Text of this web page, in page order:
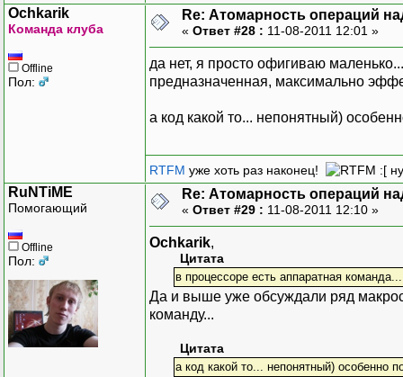
Ochkarik
Команда клуба
Offline
Пол:
Re: Атомарность операций
« Ответ #28 : 11-08-2011 12:01 »
да нет, я просто офигиваю
предназначенная, максимально
а код какой то... непонятный)
RTFM уже хоть раз наконец! :[
RuNTiME
Помогающий
Offline
Пол:
Re: Атомарность операций
« Ответ #29 : 11-08-2011 12:10 »
Ochkarik,
Цитата
в процессоре есть аппаратная команда...
Да и выше уже обсуждали ряд
команду...
Цитата
а код какой то... непонятный) особенно